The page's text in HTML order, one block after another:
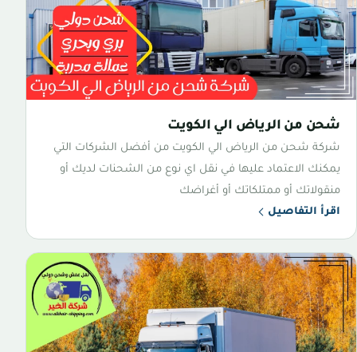
شحن من الرياض الي الكويت
شركة شحن من الرياض الي الكويت من أفضل الشركات التي
يمكنك الاعتماد عليها في نقل اي نوع من الشحنات لديك أو
منقولاتك أو ممتلكاتك أو أغراضك
اقرأ التفاصيل